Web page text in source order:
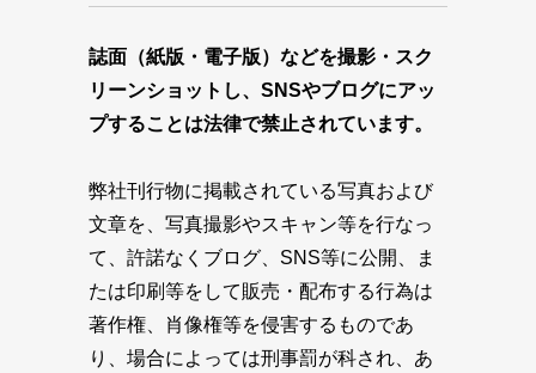
誌面（紙版・電子版）などを撮影・スク
リーンショットし、SNSやブログにアッ
プすることは法律で禁止されています。
弊社刊行物に掲載されている写真および
文章を、写真撮影やスキャン等を行なっ
て、許諾なくブログ、SNS等に公開、ま
たは印刷等をして販売・配布する行為は
著作権、肖像権等を侵害するものであ
り、場合によっては刑事罰が科され、あ